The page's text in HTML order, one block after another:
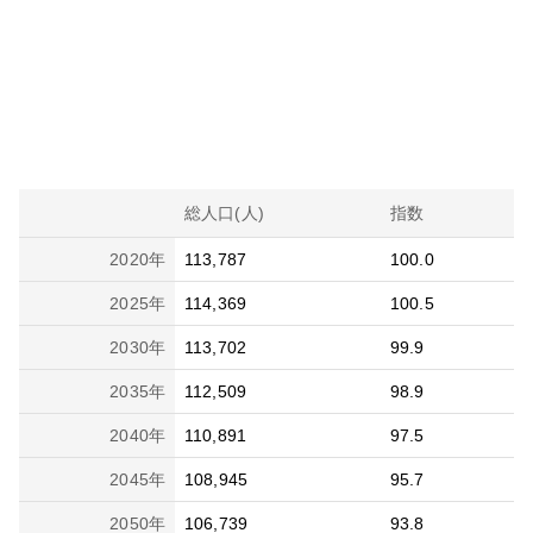
総人口(人) 指数
2020年 113,787 100.0
2025年 114,369 100.5
2030年 113,702 99.9
2035年 112,509 98.9
2040年 110,891 97.5
2045年 108,945 95.7
2050年 106,739 93.8